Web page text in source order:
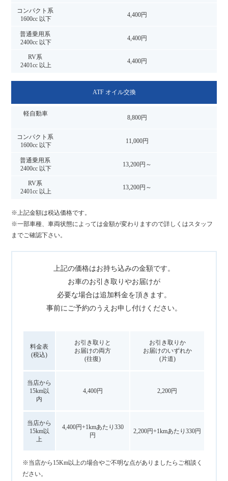
4,400円
4,400円
4,400円
ATF オイル交換
8,800円
11,000円
13,200円～
13,200円～
※上記金額は税込価格です。
※一部車種、車両状態によっては金額が変わりますので詳しくはスタッフ
までご確認下さい。
上記の価格はお持ち込みの金額です。
お車のお引き取りやお届けが
必要な場合は追加料金を頂きます。
事前にご予約のうえお申し付けください。
料金表
(税込)
お引き取りと
お届けの両方
(往復)
お引き取りか
お届けのいずれか
(片道)
当店から
15km以
内
4,400円 2,200円
当店から
15km以
上
4,400円+1kmあたり330
円
2,200円+1kmあたり330円
※当店から15Km以上の場合やご不明な点がありましたらご相談く
ださい。